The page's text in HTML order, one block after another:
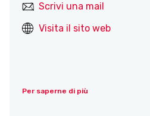
Scrivi una mail
Visita il sito web
Per saperne di più